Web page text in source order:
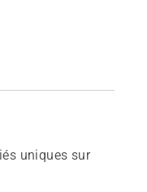
uniques sur